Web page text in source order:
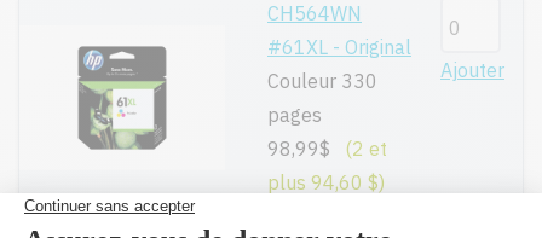
CH564WN
#61XL - Original
Couleur 330
pages
98,99$
(2 et
plus 94,60 $)
Ajouter